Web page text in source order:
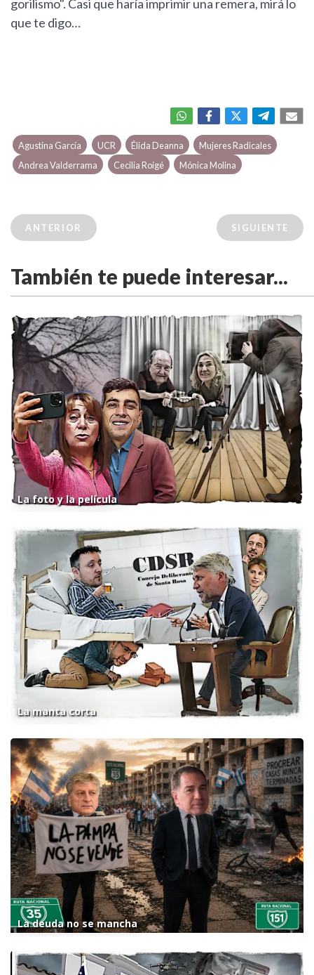
gorilismo". Casi que haría imprimir una remera, mirá lo
que te digo…
Agustina García UCR Élida Deanna
Mujeres Radicales
Andrea Valderrama
Cecilia Roigé Mónica Molina
ANTERIOR SIGUIENTE
También te puede interesar...
La foto y la película
La manta corta
La deuda no se mancha